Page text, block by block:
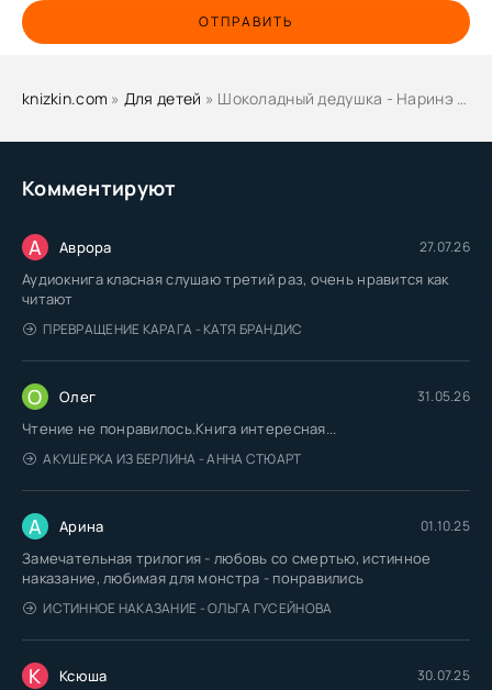
Комментируют
А Аврора 27.07.26
Аудиокнига класная слушаю третий раз, очень нравится как
читают
ПРЕВРАЩЕНИЕ КАРАГА - КАТЯ БРАНДИС
О Олег 31.05.26
Чтение не понравилось.Книга интересная...
АКУШЕРКА ИЗ БЕРЛИНА - АННА СТЮАРТ
А Арина 01.10.25
Замечательная трилогия - любовь со смертью, истинное
наказание, любимая для монстра - понравились
ИСТИННОЕ НАКАЗАНИЕ - ОЛЬГА ГУСЕЙНОВА
К Ксюша 30.07.25
ОТПРАВИТЬ
knizkin.com » Для детей » Шоколадный дедушка - Наринэ Абгарян, Валентин Постников